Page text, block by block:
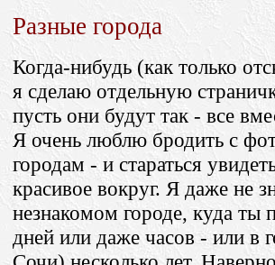
Разные города
Когда-нибудь (как только
я сделаю отдельную
пусть они будут так - все
Я очень люблю бродить с
городам - и стараться
красивое вокруг. Я даже не
незнакомом городе, куда ты
дней или даже часов - или в